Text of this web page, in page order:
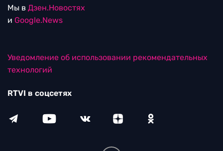
Мы в Дзен.Новостях
и Google.News
Уведомление об использовании рекомендательных
технологий
RTVI в соцсетях